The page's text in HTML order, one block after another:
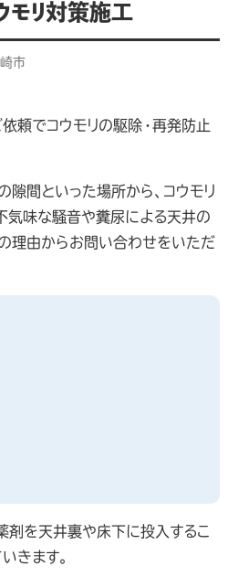
リ対策施工
市
頼でコウモリの駆除・再発防止
隙間といった場所から、コウモリ
気味な騒音や糞尿による天井の
理由からお問い合わせをいただ
剤を天井裏や床下に投入するこ
きます。